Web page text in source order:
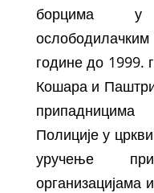
борцима
године до 1999.
Кошара и
Полиције у
уручење
организацијама